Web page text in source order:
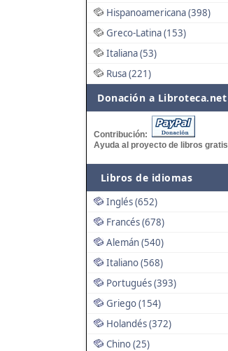
Hispanoamericana (398)
Greco-Latina (153)
Italiana (53)
Rusa (221)
Donación a Libroteca.net
Contribución:
Ayuda al proyecto de libros gratis
Libros de idiomas
Inglés (652)
Francés (678)
Alemán (540)
Italiano (568)
Portugués (393)
Griego (154)
Holandés (372)
Chino (25)